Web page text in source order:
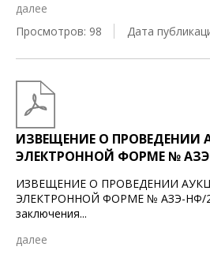
далее
Просмотров: 98
Дата
ИЗВЕЩЕНИЕ О ПРОВЕДЕНИИ
ЭЛЕКТРОННОЙ ФОРМЕ №
ИЗВЕЩЕНИЕ О ПРОВЕДЕНИИ
ЭЛЕКТРОННОЙ ФОРМЕ № АЗЭ-НФ/
заключения...
далее